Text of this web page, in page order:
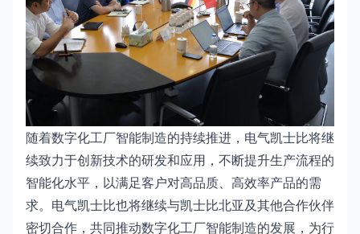
随着数字化工厂智能制造的持续推进，电气凯士比将继
续致力于创新技术的研发和应用，不断提升生产流程的
智能化水平，以满足客户对高品质、高效率产品的需
求。电气凯士比也将继续与凯士比北亚及其他合作伙伴
密切合作，共同推动数字化工厂智能制造的发展，为行